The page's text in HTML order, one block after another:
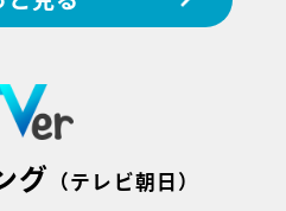
グ （テレビ朝日）